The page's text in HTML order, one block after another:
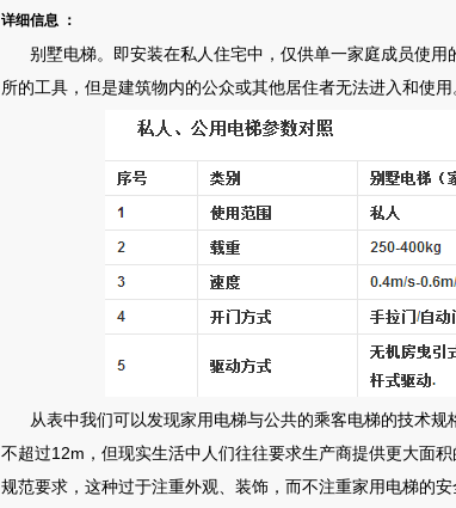
详细信息 ：
别墅电梯。即安装在私人住宅中，仅供单一家庭成员使
所的工具，但是建筑物内的公众或其他居住者无法进入和使用
从表中我们可以发现家用电梯与公共的乘客电梯的技术
不超过12m，但现实生活中人们往往要求生产商提供更大面
规范要求，这种过于注重外观、装饰，而不注重家用电梯的